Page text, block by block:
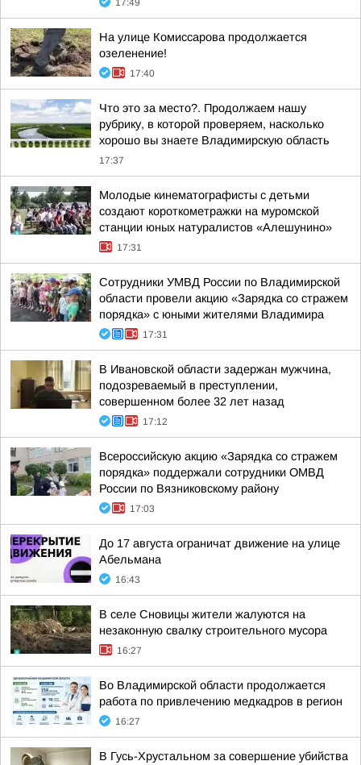
17:49
На улице Комиссарова продолжается
озеленение!
17:40
Что это за место?. Продолжаем нашу
рубрику, в которой проверяем, насколько
хорошо вы знаете Владимирскую область
17:37
Молодые кинематографисты с детьми
создают короткометражки на муромской
станции юных натуралистов «Алешунино»
17:31
Сотрудники УМВД России по Владимирской
области провели акцию «Зарядка со стражем
порядка» с юными жителями Владимира
17:31
В Ивановской области задержан мужчина,
подозреваемый в преступлении,
совершенном более 32 лет назад
17:12
Всероссийскую акцию «Зарядка со стражем
порядка» поддержали сотрудники ОМВД
России по Вязниковскому району
17:03
До 17 августа ограничат движение на улице
Абельмана
16:43
В селе Сновицы жители жалуются на
незаконную свалку строительного мусора
16:27
Во Владимирской области продолжается
работа по привлечению медкадров в регион
16:27
В Гусь-Хрустальном за совершение убийства